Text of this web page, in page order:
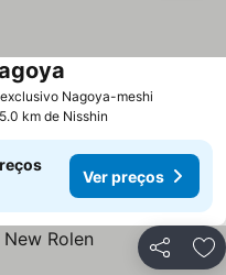
Nagoya-meshi
km de Nisshin
Ver preços
Partilhar